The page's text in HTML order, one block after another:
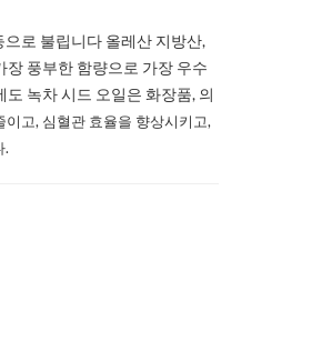
로 불립니다 올레산 지방산,
풍부한 함량으로 가장 우수
도 녹차 시드 오일은 화장품, 의
이고, 심혈관 효율을 향상시키고,
.